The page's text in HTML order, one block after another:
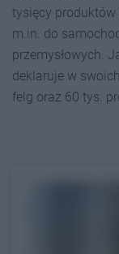
tysięcy
m.in. do
przemysłowych.
deklaruje w
felg oraz 60 tys.